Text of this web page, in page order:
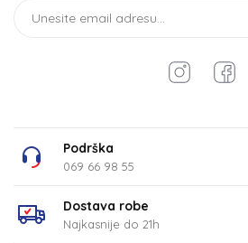
Podrška
069 66 98 55
Dostava robe
Najkasnije do 21h